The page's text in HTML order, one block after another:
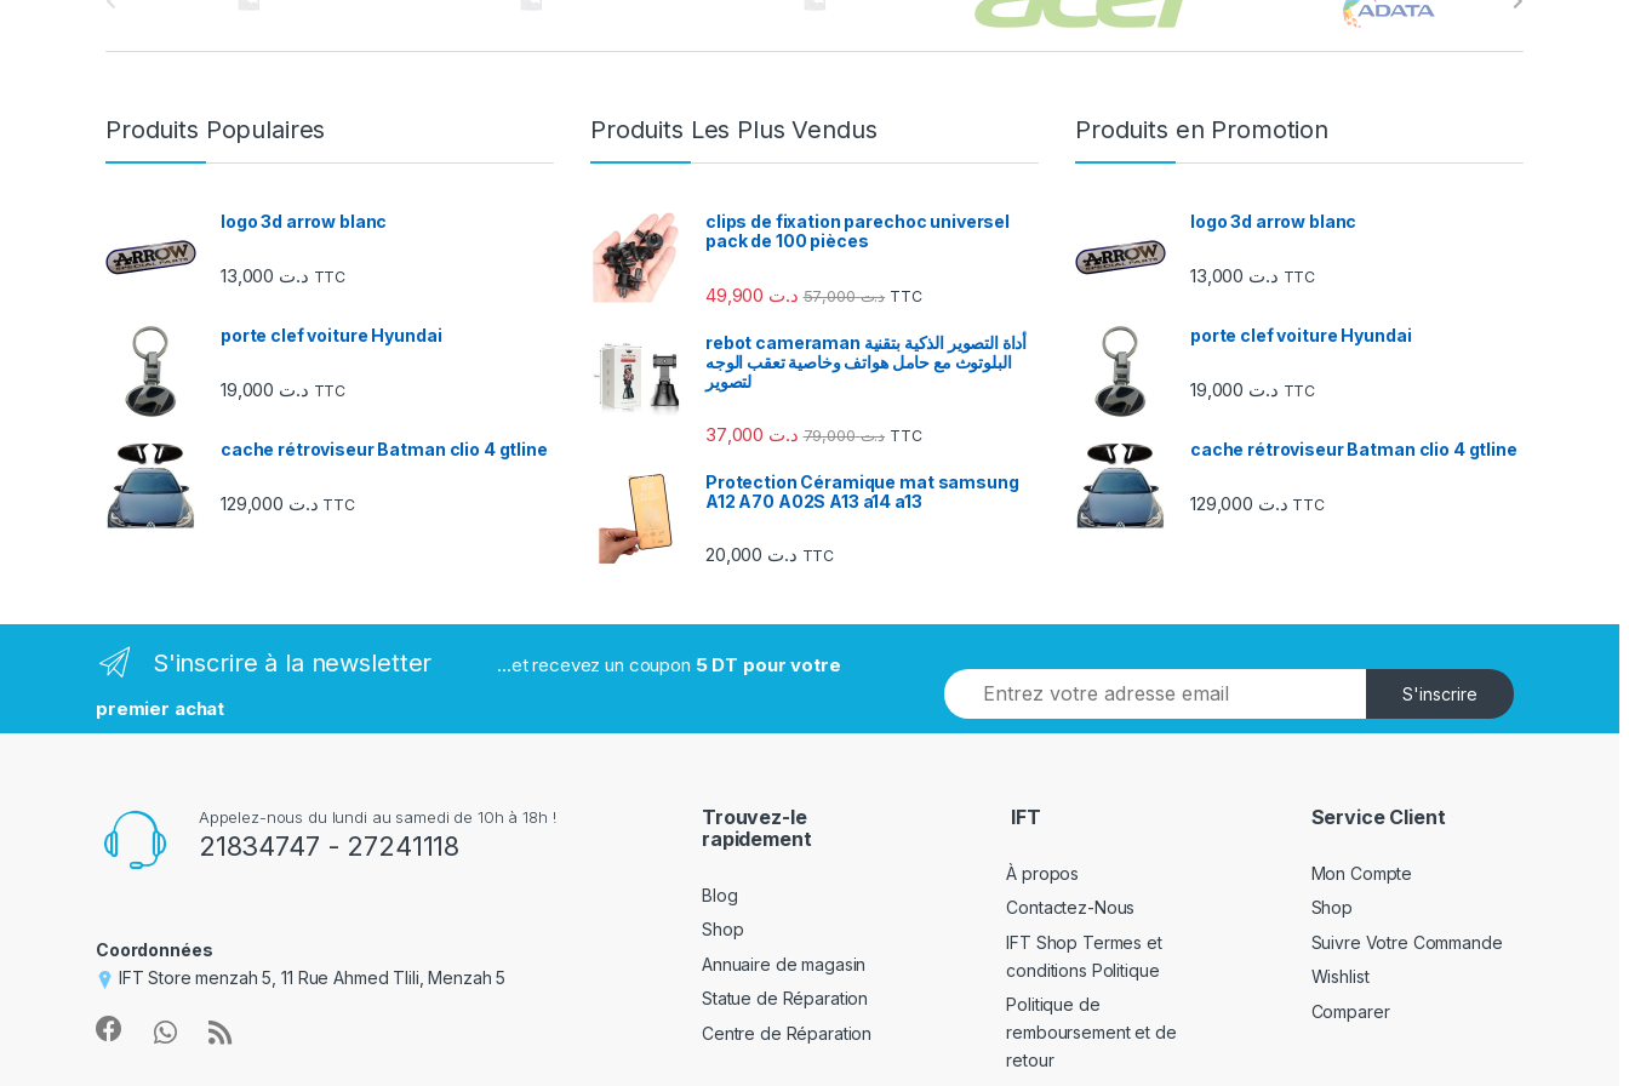
u
Produits Populaires
logo 3d arrow blanc
د.ت TTC
porte clef voiture Hyundai
د.ت TTC
cache rétroviseur Batman clio 4 gtline
د.ت TTC
Produits Les Plus Vendus
clips de fixation parechoc universel
pack de 100 pièces
د.ت د.ت57,000 TTC
rebot cameraman أداة التصوير الذكية بتقنية
البلوتوث مع حامل هواتف وخاصية تعقب الوجه
لتصوير
د.ت د.ت79,000 TTC
Protection Céramique mat samsung
A12 A70 A02S A13 a14 a13
د.ت TTC
Produits en Promotion
logo 3d arrow blanc
د.ت TTC
porte clef voiture Hyundai
د.ت TTC
cache rétroviseur Batman clio 4 gtline
د.ت TTC
S'inscrire à la newsletter ...et recevez un coupon 5 DT pour votre
premier achat
S'inscrire
Appelez-nous du lundi au samedi de 10h à 18h !
21834747 - 27241118
Coordonnées
IFT Store menzah 5, 11 Rue Ahmed Tlili, Menzah 5
Trouvez-le
rapidement
Blog
Shop
Annuaire de magasin
Statue de Réparation
Centre de Réparation
IFT
À propos
Contactez-Nous
IFT Shop Termes et
conditions Politique
Politique de
remboursement et de
retour
Service Client
Mon Compte
Shop
Suivre Votre Commande
Wishlist
Comparer